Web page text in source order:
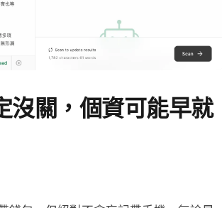
沒關，個資可能早就